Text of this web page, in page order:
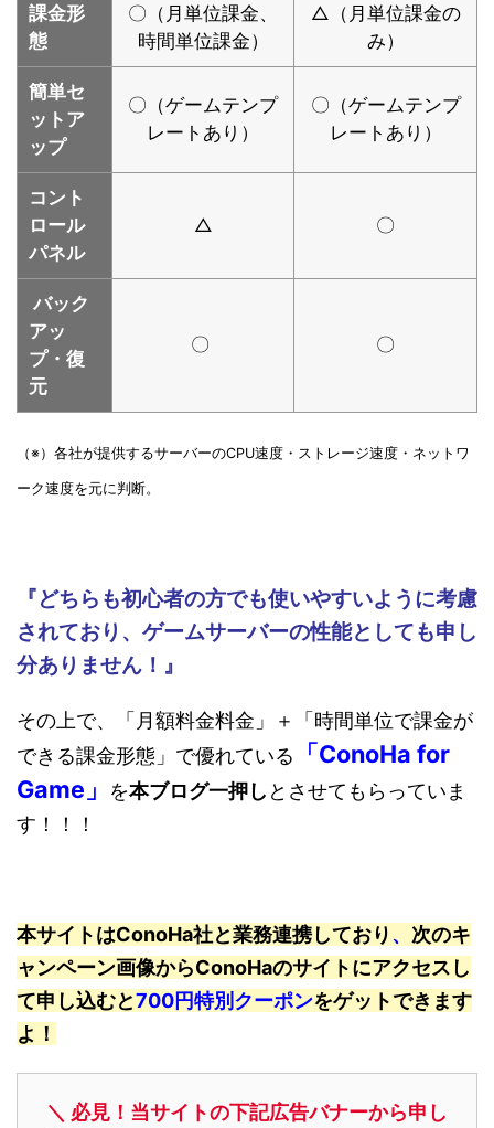
課金形
態
〇（月単位課金、
時間単位課金）
△（月単位課金の
み）
簡単セ
ットア
ップ
〇（ゲームテンプ
レートあり）
〇（ゲームテンプ
レートあり）
コント
ロール
パネル
△ 〇
バック
アッ
プ・復
元
〇 〇
（※）各社が提供するサーバーのCPU速度・ストレージ速度・ネットワ
ーク速度を元に判断。
『どちらも初心者の方でも使いやすいように考慮
されており、ゲームサーバーの性能としても申し
分ありません！』
その上で、「月額料金料金」＋「時間単位で課金が
できる課金形態」で優れている
「ConoHa for
Game」
を本ブログ一押し とさせてもらっていま
す！！！
本サイトはConoHa社と業務連携しており、 次のキ
ャンペーン画像からConoHaのサイトにアクセスし
て申し込むと700円特別クーポンをゲットできます
よ！
＼ 必見！当サイトの下記広告バナーから申し